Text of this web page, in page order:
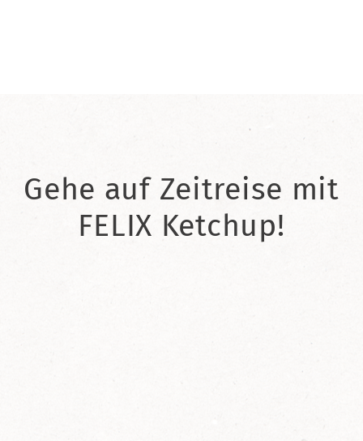
Gehe auf Zeitreise mit
FELIX Ketchup!